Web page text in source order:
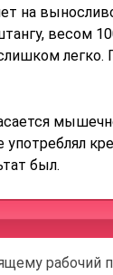
на
весом
был.
рабочий